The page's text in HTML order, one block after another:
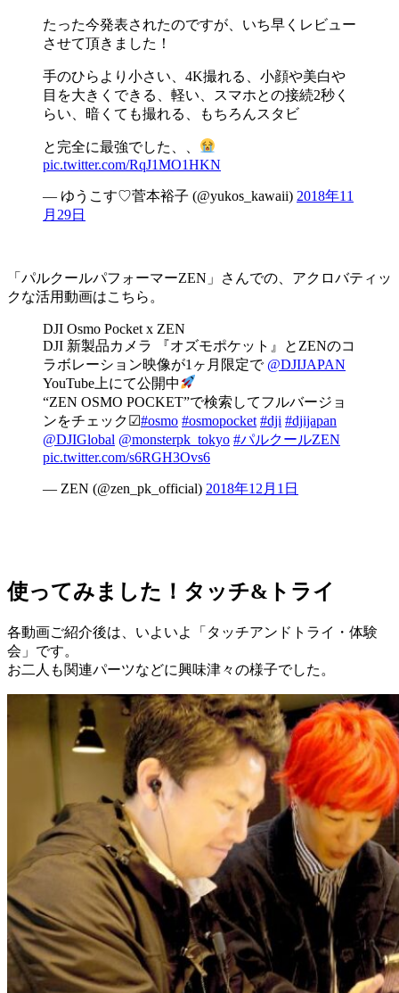
たった今発表されたのですが、いち早くレビュー
させて頂きました！
手のひらより小さい、4K撮れる、小顔や美白や
目を大きくできる、軽い、スマホとの接続2秒く
らい、暗くても撮れる、もちろんスタビ
と完全に最強でした、、
pic.twitter.com/RqJ1MO1HKN
— ゆうこす♡菅本裕子 (@yukos_kawaii) 2018年11
月29日
「 パルクールパフォーマーZEN 」さんでの、アクロバティッ
クな活用動画はこちら。
DJI Osmo Pocket x ZEN
DJI 新製品カメラ 『オズモポケット』とZENのコ
ラボレーション映像が1ヶ月限定で @DJIJAPAN
YouTube上にて公開中
“ZEN OSMO POCKET”で検索してフルバージョ
ンをチェック☑︎#osmo #osmopocket #dji #djijapan
@DJIGlobal @monsterpk_tokyo #パルクールZEN
pic.twitter.com/s6RGH3Ovs6
— ZEN (@zen_pk_official) 2018年12月1日
使ってみました！タッチ&トライ
各動画ご紹介後は、いよいよ「タッチアンドトライ・体験
会」です。
お二人も関連パーツなどに興味津々の様子でした。